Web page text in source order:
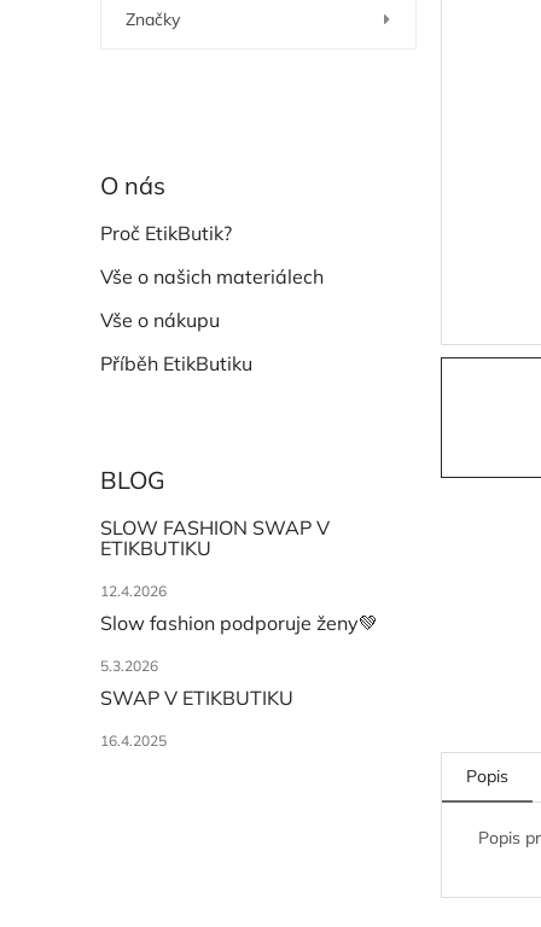
Značky
O nás
Proč EtikButik?
Vše o našich materiálech
Vše o nákupu
Příběh EtikButiku
BLOG
SLOW FASHION SWAP V
ETIKBUTIKU
12.4.2026
Slow fashion podporuje ženy💚
5.3.2026
SWAP V ETIKBUTIKU
16.4.2025
Popis
Popis